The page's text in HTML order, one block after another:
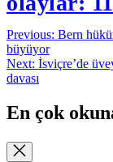
Yazı
gezinmesi
Previous: Bern
büyüyor
Next: İsviçre’de
davası
En çok